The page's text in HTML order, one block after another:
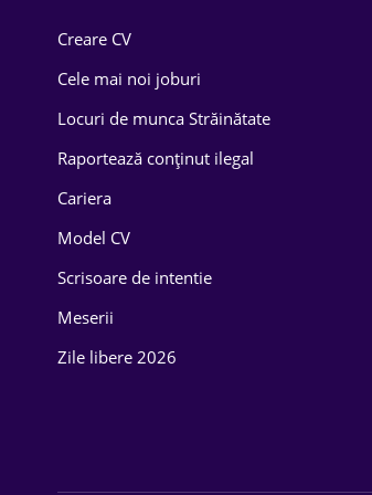
Drept
Educație / Training
Energetică
Farma
Creare CV
Cele mai noi joburi
Locuri de munca Străinătate
Raportează conținut ilegal
Cariera
Model CV
Scrisoare de intentie
Meserii
Zile libere 2026